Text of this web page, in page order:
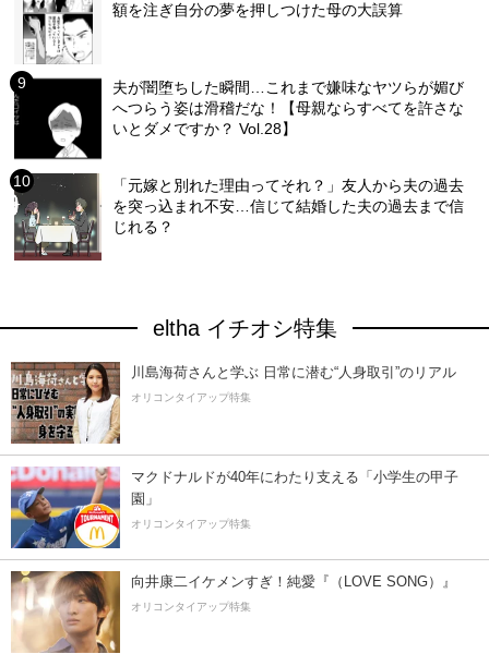
額を注ぎ自分の夢を押しつけた母の大誤算
夫が闇堕ちした瞬間…これまで嫌味なヤツらが媚び
へつらう姿は滑稽だな！【母親ならすべてを許さな
いとダメですか？ Vol.28】
「元嫁と別れた理由ってそれ？」友人から夫の過去
を突っ込まれ不安…信じて結婚した夫の過去まで信
じれる？
eltha イチオシ特集
川島海荷さんと学ぶ 日常に潜む“人身取引”のリアル
オリコンタイアップ特集
マクドナルドが40年にわたり支える「小学生の甲子
園」
オリコンタイアップ特集
向井康二イケメンすぎ！純愛『（LOVE SONG）』
オリコンタイアップ特集